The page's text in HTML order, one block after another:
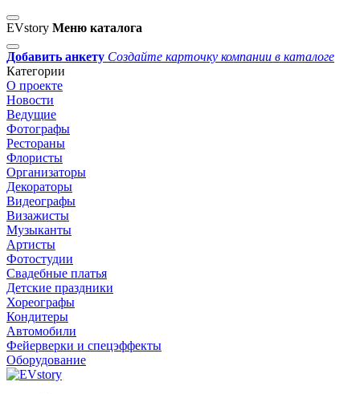
EVstory Меню каталога
Добавить анкету Создайте карточку компании в каталоге
Категории
О проекте
Новости
Ведущие
Фотографы
Рестораны
Флористы
Организаторы
Декораторы
Видеографы
Визажисты
Музыканты
Артисты
Фотостудии
Свадебные платья
Детские праздники
Хореографы
Кондитеры
Автомобили
Фейерверки и спецэффекты
Оборудование